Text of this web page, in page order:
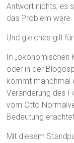
Antwort nichts, es
das Problem wäre.
Und gleiches gilt
In „ökonomischen
oder in der
kommt manchmal
Veränderung des
vom Otto
Bedeutung
Mit diesem